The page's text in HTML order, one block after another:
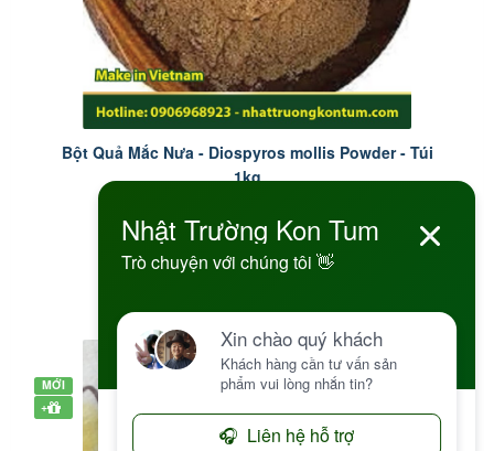
Bột Quả Mắc Nưa - Diospyros mollis Powder - Túi
1kg
250.000 đ
MỚI
+